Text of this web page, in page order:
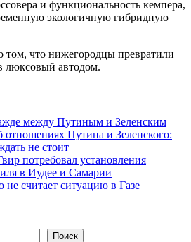
и функциональность кемпера,
экологичную гибридную
том, что нижегородцы превратили
люксовый автодом.
между Путиным и Зеленским
отношениях Путина и Зеленского:
не стоит
потребовал установления
в Иудее и Самарии
не считает ситуацию в Газе
Поиск